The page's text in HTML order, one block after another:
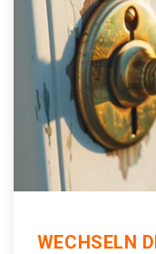
WECHSELN